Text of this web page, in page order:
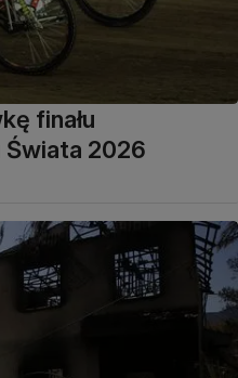
finału
Świata 2026